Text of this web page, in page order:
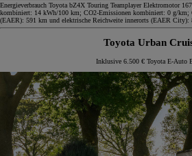
Energieverbrauch Toyota bZ4X Touring Teamplayer Elektromotor
kombiniert: 14 kWh/100 km; CO2-Emissionen kombiniert: 0 g/km;
(EAER): 591 km und elektrische Reichweite innerorts (EAER
Toyota Urban
Inklusive 6.500 € Toyota E-Auto